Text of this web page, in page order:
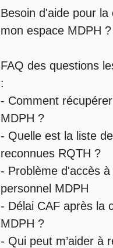
Besoin d'aide pour la
mon espace MDPH ?
FAQ des questions
:
- Comment
MDPH ?
- Quelle est la liste
reconnues RQTH ?
- Problème d'accès
personnel MDPH
- Délai CAF après la
MDPH ?
- Qui peut m’aider à